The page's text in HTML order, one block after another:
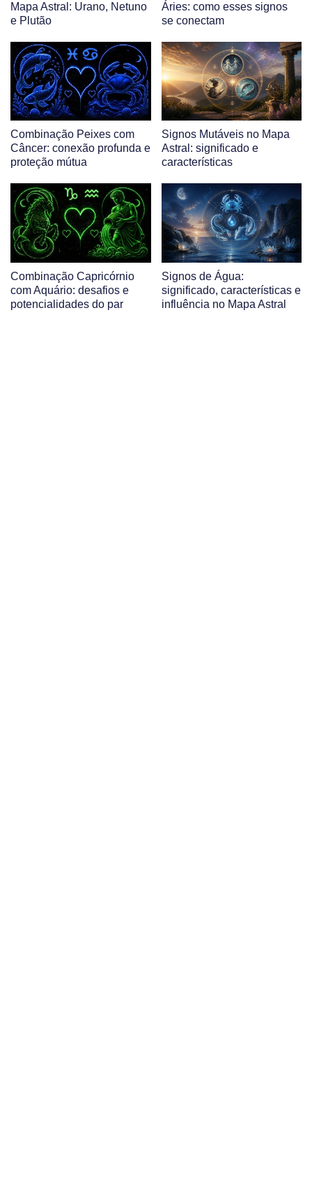
Mapa Astral: Urano, Netuno
e Plutão
Áries: como esses signos
se conectam
Combinação Peixes com
Câncer: conexão profunda e
proteção mútua
Signos Mutáveis no Mapa
Astral: significado e
características
Combinação Capricórnio
com Aquário: desafios e
potencialidades do par
Signos de Água:
significado, características e
influência no Mapa Astral